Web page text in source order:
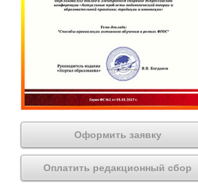
Оформить заявку
Оплатить редакционный сбор